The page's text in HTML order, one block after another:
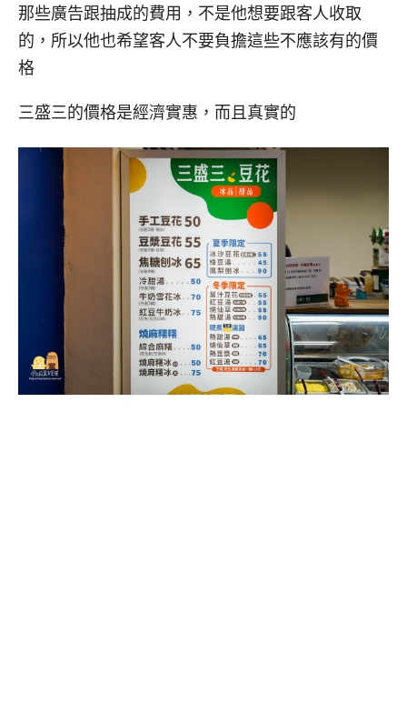
那些廣告跟抽成的費用，不是他想要跟客人收取
的，所以他也希望客人不要負擔這些不應該有的價
格
三盛三的價格是經濟實惠，而且真實的